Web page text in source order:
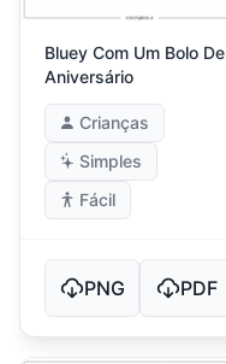
Bluey Com Um Bolo De
Aniversário
Crianças
Simples
Fácil
PNG PDF